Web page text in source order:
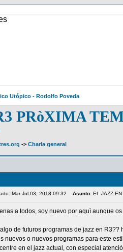
Utópico - Rodolfo Poveda
PRòXIMA
-> Charla general
Mar Jul 03, 2018 09:32 Asunto: EL JAZZ
a todos, soy nuevo por aquì aunque
de futuros programas de jazz en
nuevos o nuevos programas para este
en el jazz actual, con especial